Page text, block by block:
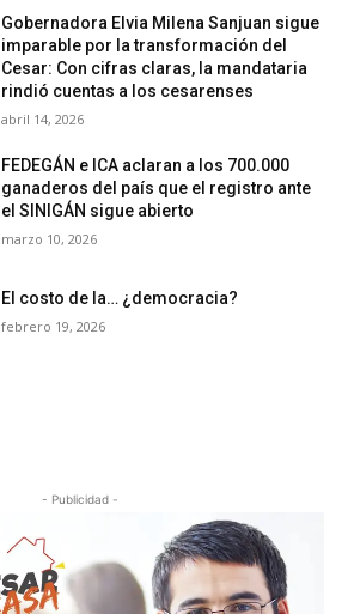
Gobernadora Elvia Milena Sanjuan sigue
imparable por la transformación del
Cesar: Con cifras claras, la mandataria
rindió cuentas a los cesarenses
abril 14, 2026
FEDEGÁN e ICA aclaran a los 700.000
ganaderos del país que el registro ante
el SINIGÁN sigue abierto
marzo 10, 2026
El costo de la… ¿democracia?
febrero 19, 2026
- Publicidad -